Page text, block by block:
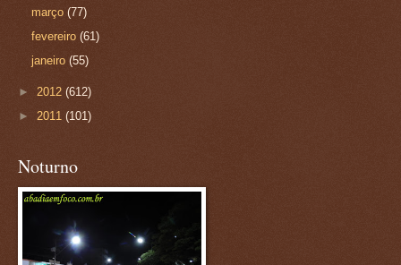
março(77)
fevereiro(61)
janeiro(55)
► 2012 (612)
► 2011 (101)
Noturno